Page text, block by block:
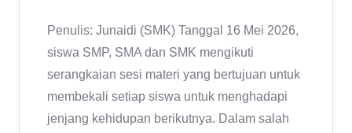
Penulis: Junaidi (SMK) Tanggal 16 Mei 2026,
siswa SMP, SMA dan SMK mengikuti
serangkaian sesi materi yang bertujuan untuk
membekali setiap siswa untuk menghadapi
jenjang kehidupan berikutnya. Dalam salah